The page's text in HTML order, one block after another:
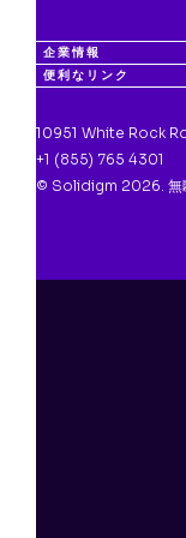
企業情報
便利なリンク
10951 White Rock
+1 (855) 765 4301
© Solidigm 2026. 無